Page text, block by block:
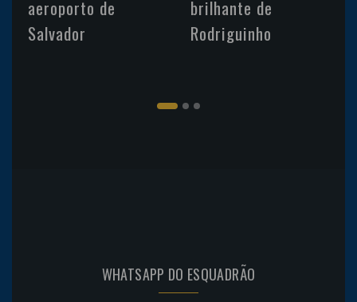
aeroporto de
Salvador
brilhante de
Rodriguinho
WHATSAPP DO ESQUADRÃO